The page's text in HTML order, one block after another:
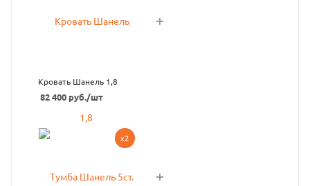
Кровать Шанель 1,8
82 400руб./шт
x2